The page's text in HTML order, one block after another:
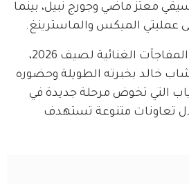
معتز ماضي وجورج نبيل، بينما
الميكس والماسترينغ.
ويُعد هذا الديو من أبرز المفاجآت الغنائية لصيف 2026،
خالد بخبرته الطويلة وحضوره
التي تخوض مرحلة جديدة في
تعاونات متنوعة تستهدف